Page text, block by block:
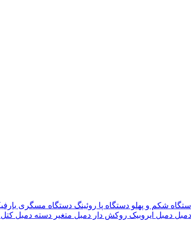
شکم و پهلو دستگاه پا روئینگ دستگاه مسگری
دمبل ایروبیک روکش دار دمبل متغیر دسته دمبل